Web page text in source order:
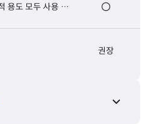
용도 모두 사용 가
권장